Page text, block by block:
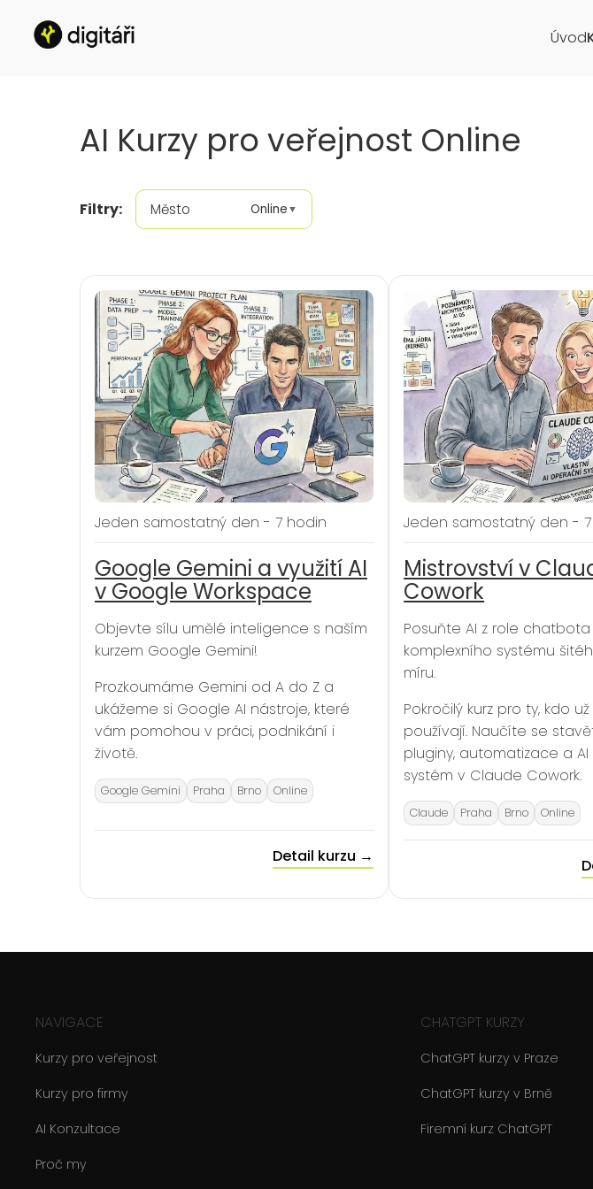
Úvod
AI Kurzy pro veřejnost Online
Filtry: Město Online ▼
Jeden samostatný den - 7 hodin
Google Gemini a využití AI
v Google Workspace
Objevte sílu umělé inteligence s naším
kurzem Google Gemini!
Prozkoumáme Gemini od A do Z a
ukážeme si Google AI nástroje, které
vám pomohou v práci, podnikání i
životě.
Google Gemini Praha Brno Online
Detail kurzu →
Jeden samostatný den -
Mistrovství v
Cowork
Posuňte AI z role
komplexního systému
míru.
Pokročilý kurz pro ty, kdo
používají. Naučíte se
pluginy, automatizace a
systém v Claude Cowork.
Claude Praha Brno Online
NAVIGACE
Kurzy pro veřejnost
Kurzy pro firmy
AI Konzultace
Proč my
CHATGPT KURZY
ChatGPT kurzy v Praze
ChatGPT kurzy v Brně
Firemní kurz ChatGPT